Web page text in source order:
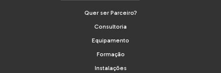
Quer ser Parceiro?
Consultoria
Equipamento
Formação
Instalações